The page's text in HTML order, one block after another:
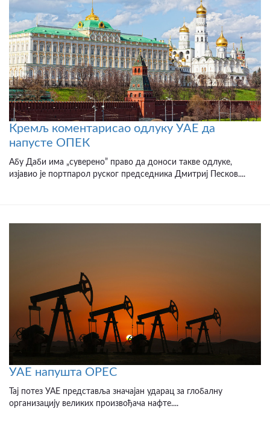
Кремљ коментарисао одлуку УАЕ да
напусте ОПЕК
Абу Даби има „суверено” право да доноси такве одлуке,
изјавио је портпарол руског председника Дмитриј Песков....
УАЕ напушта OPEC
Тај потез УАЕ представља значајан ударац за глобалну
организацију великих произвођача нафте....